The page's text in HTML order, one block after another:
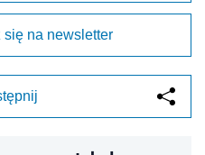
się na newsletter